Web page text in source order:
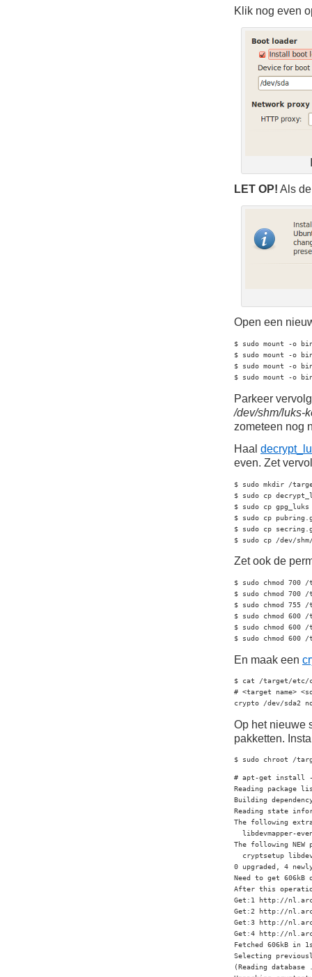
Klik nog even
LET OP! Als
Open een
$ sudo mount -o
$ sudo mount -o
$ sudo mount -o
$ sudo mount -o
Parkeer
/dev/shm/luks-
zometeen nog
Haal
even. Zet
$ sudo mkdir /
$ sudo cp
$ sudo cp
$ sudo cp
$ sudo cp
$ sudo cp /dev/
Zet ook de
$ sudo chmod 700
$ sudo chmod
$ sudo chmod
$ sudo chmod 600
$ sudo chmod 600
$ sudo chmod
En maak een
$ cat /target/etc/
# <target name>
crypto /dev/sda2
Op het nieuwe
pakketten.
$ sudo chroot /
# apt-get install
Reading package
Building
Reading state
The following
libdevmapper-
The following
cryptsetup
0 upgraded, 4
Need to get
After this
Get:1 http://
Get:2 http://
Get:3 http://
Get:4 http://
Fetched 606kB in
Selecting
(Reading